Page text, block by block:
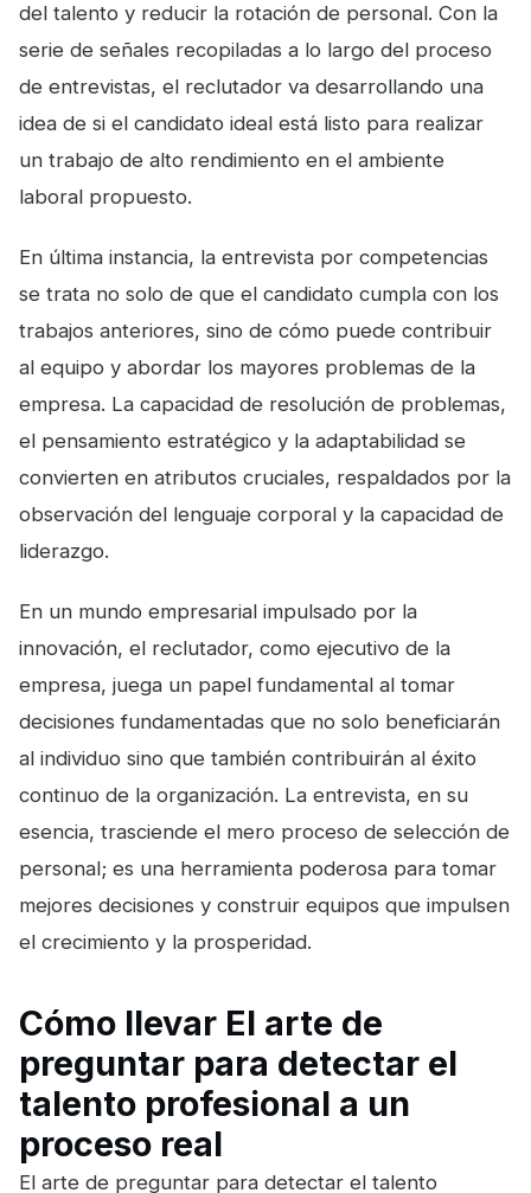
del talento y reducir la rotación de personal. Con la
serie de señales recopiladas a lo largo del proceso
de entrevistas, el reclutador va desarrollando una
idea de si el candidato ideal está listo para realizar
un trabajo de alto rendimiento en el ambiente
laboral propuesto.
En última instancia, la entrevista por competencias
se trata no solo de que el candidato cumpla con los
trabajos anteriores, sino de cómo puede contribuir
al equipo y abordar los mayores problemas de la
empresa. La capacidad de resolución de problemas,
el pensamiento estratégico y la adaptabilidad se
convierten en atributos cruciales, respaldados por la
observación del lenguaje corporal y la capacidad de
liderazgo.
En un mundo empresarial impulsado por la
innovación, el reclutador, como ejecutivo de la
empresa, juega un papel fundamental al tomar
decisiones fundamentadas que no solo beneficiarán
al individuo sino que también contribuirán al éxito
continuo de la organización. La entrevista, en su
esencia, trasciende el mero proceso de selección de
personal; es una herramienta poderosa para tomar
mejores decisiones y construir equipos que impulsen
el crecimiento y la prosperidad.
Cómo llevar El arte de
preguntar para detectar el
talento profesional a un
proceso real
El arte de preguntar para detectar el talento